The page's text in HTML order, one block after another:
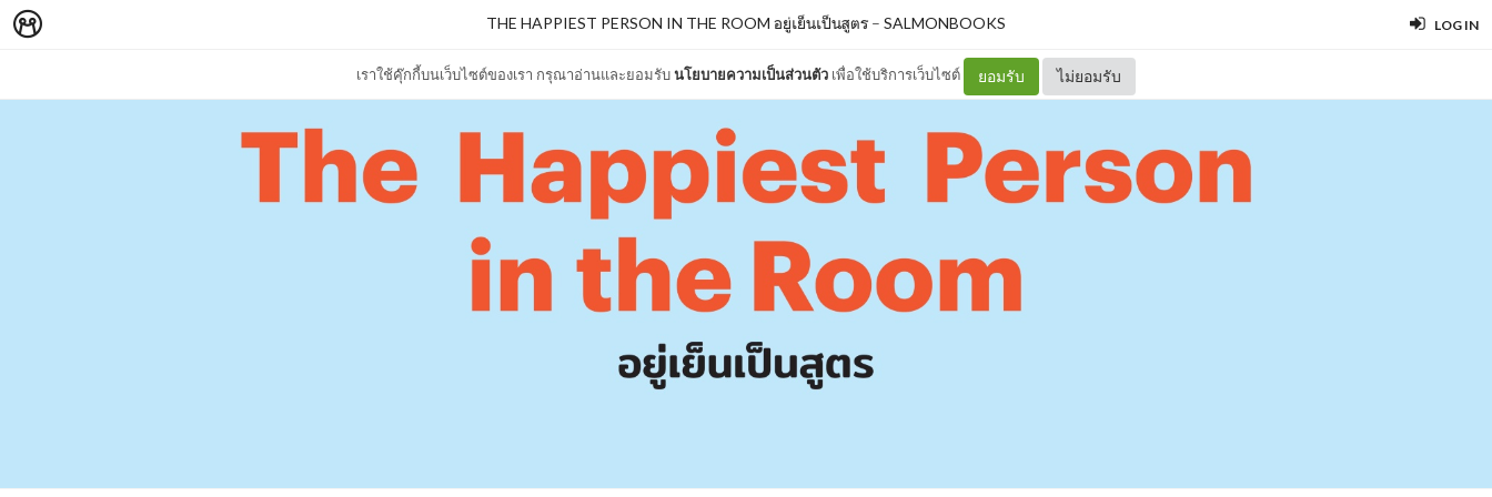
LOG IN
เราใช้คุ๊กกี้บนเว็บไซต์ของเรา กรุณาอ่านและยอมรับนโยบายความเป็นส่วนตัว เพื่อใช้บริการเว็บไซต์ ยอมรับ ไม่ยอมรับ
THE HAPPIEST PERSON IN THE ROOM อยู่เย็นเป็นสูตร – SALMONBOOKS